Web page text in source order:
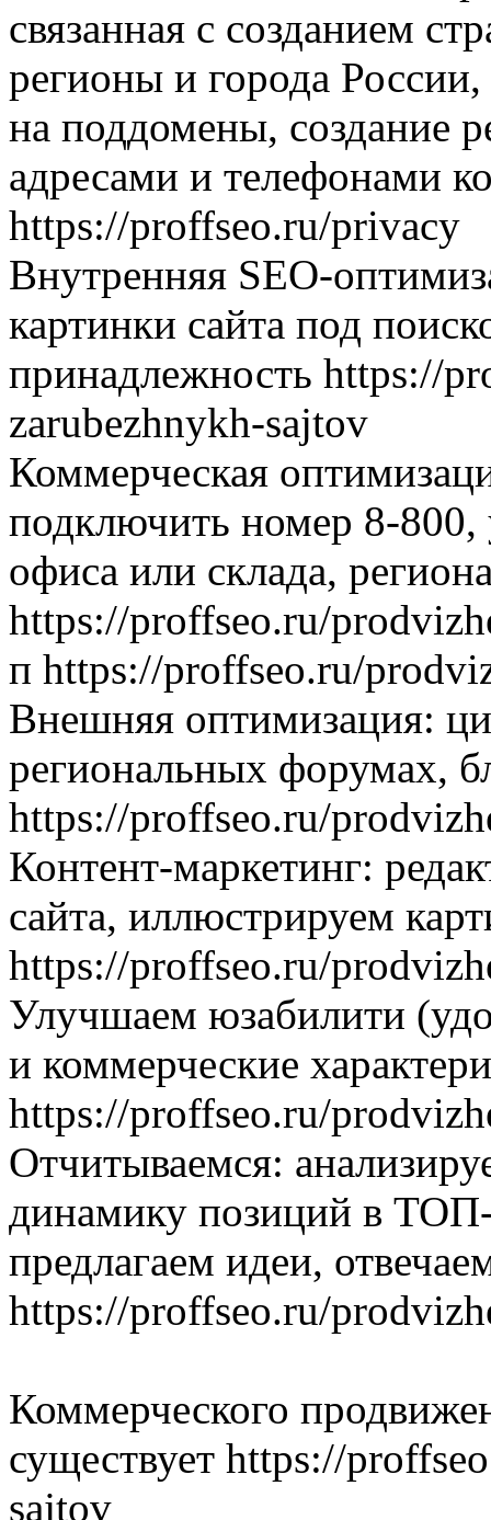
связанная с созданием
регионы и города
на поддомены, создание
адресами и телефонами
https://proffseo.ru/privacy
Внутренняя SEO-
картинки сайта под
принадлежность https://
zarubezhnykh-sajtov
Коммерческая
подключить номер 8-800,
офиса или склада,
https://proffseo.ru/
п https://proffseo.ru/
Внешняя оптимизация:
региональных форумах,
https://proffseo.ru/
Контент-маркетинг:
сайта, иллюстрируем
https://proffseo.ru/
Улучшаем юзабилити
и коммерческие
https://proffseo.ru/
Отчитываемся:
динамику позиций в
предлагаем идеи,
https://proffseo.ru/
Коммерческого
существует https://
sajtov